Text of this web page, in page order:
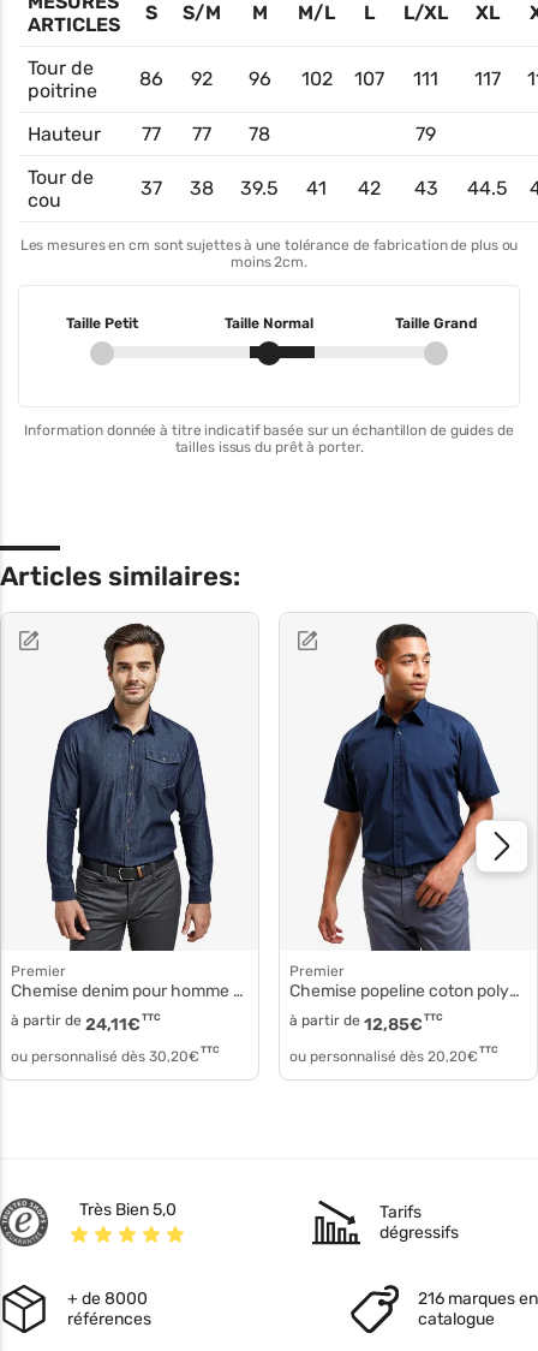
ARTICLES
S S/M M M/L L L/XL XL
Tour de
poitrine
86 92 96 102 107 111 117
Hauteur 77 77 78
79
Tour de
cou
37 38 39.5 41 42 43 44.5
Les mesures en cm sont sujettes à une tolérance de fabrication de plus ou
moins 2cm.
Taille Petit Taille Normal Taille Grand
Information donnée à titre indicatif basée sur un échantillon de guides de
tailles issus du prêt à porter.
Articles similaires:
Premier
Chemise denim pour homme pr222
à partir de 24,11€ TTC
ou personnalisé dès 30,20€ TTC
Premier
Chemise popeline coton polyester pr202
à partir de 12,85€ TTC
ou personnalisé dès 20,20€ TTC
Très Bien 5,0
Tarifs
dégressifs
+ de 8000
références
216 marques en
catalogue